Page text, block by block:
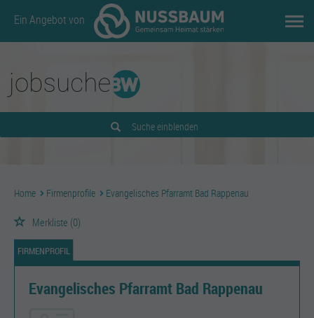
Ein Angebot von
Suche einblenden
Home Firmenprofile Evangelisches Pfarramt Bad Rappenau
Merkliste (0)
FIRMENPROFIL
Evangelisches Pfarramt Bad Rappenau